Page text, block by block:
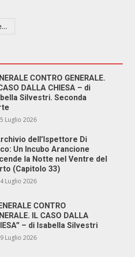
CONTRO GENERALE.
DALLA CHIESA – di
Silvestri. Seconda
Luglio 2026
dell’Ispettore Di
Un Incubo Arancione
la Notte nel Ventre del
(Capitolo 33)
Luglio 2026
CONTRO
IL CASO DALLA
– di Isabella Silvestri
Luglio 2026